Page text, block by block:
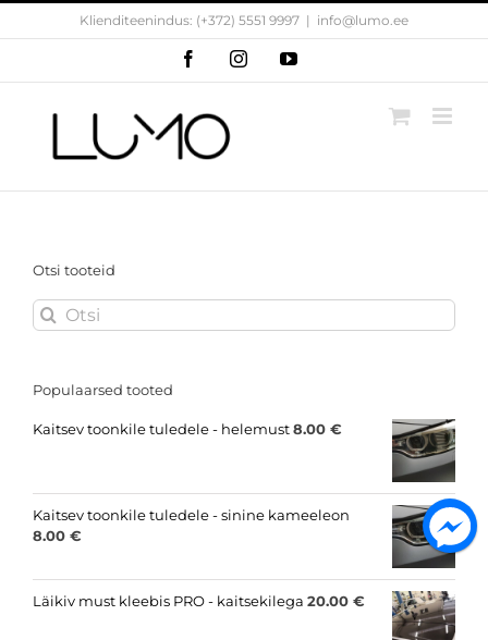
Skip
Klienditeenindus: (+372) 5551 9997 | info@lumo.ee
FacebookInstagramYouTube
Otsi tooteid
Search
for:
Populaarsed tooted
Kaitsev toonkile tuledele - helemust8.00 €
Kaitsev toonkile tuledele - sinine kameeleon
8.00 €
Läikiv must kleebis PRO - kaitsekilega 20.00 €